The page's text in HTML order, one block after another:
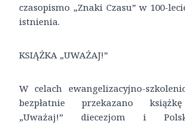
czasopismo „Znaki Czasu” w 100-
istnienia.
KSIĄŻKA „UWAŻAJ!”
W celach ewangelizacyjno-
bezpłatnie przekazano
„Uważaj!” diecezjom i